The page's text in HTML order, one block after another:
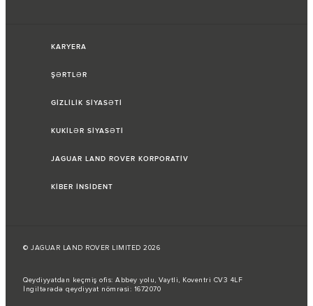
KARYERA
ŞƏRTLƏR
GİZLİLİK SİYASƏTİ
KUKİLƏR SİYASƏTİ
JAGUAR LAND ROVER KORPORATİV
KİBER İNSİDENT
© JAGUAR LAND ROVER LIMITED 2026
Qeydiyyatdan keçmiş ofis: Abbey yolu, Vaytli, Koventri CV3 4LF
İngiltərədə qeydiyyat nömrəsi: 1672070